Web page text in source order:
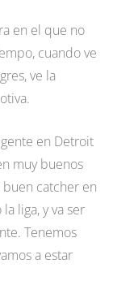
en el que no
cuando ve
ve la
en Detroit
muy buenos
buen catcher en
liga, y va ser
Tenemos
a estar